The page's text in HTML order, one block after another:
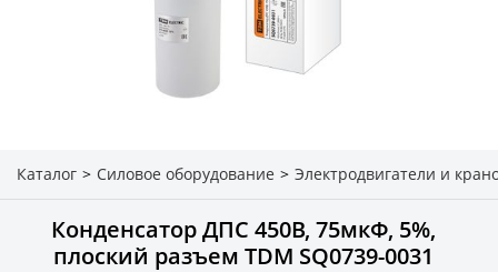
Каталог > Силовое оборудование > Электродвигатели и
Конденсатор ДПС 450В, 75мкФ, 5%,
плоский разъем TDM SQ0739-0031